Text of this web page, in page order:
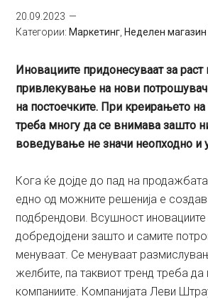
20.09.2023
Категории: Маркетинг Неделен
Иновациите придонесуваат за раст
привлекување на нови
на постоечките. При креирањето
треба многу да се внимава зашто
воведување не значи неопходно и
Кога ќе дојде до пад на
едно од можните решенија е
подбрендови. Всушност
добредојдени зашто и самите
менуваат. Се менуваат
желбите, па таквиот тренд треба да
компаниите. Компанијата Леви